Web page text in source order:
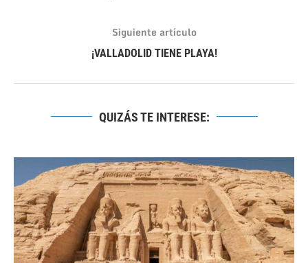
Siguiente artículo
¡VALLADOLID TIENE PLAYA!
QUIZÁS TE INTERESE: